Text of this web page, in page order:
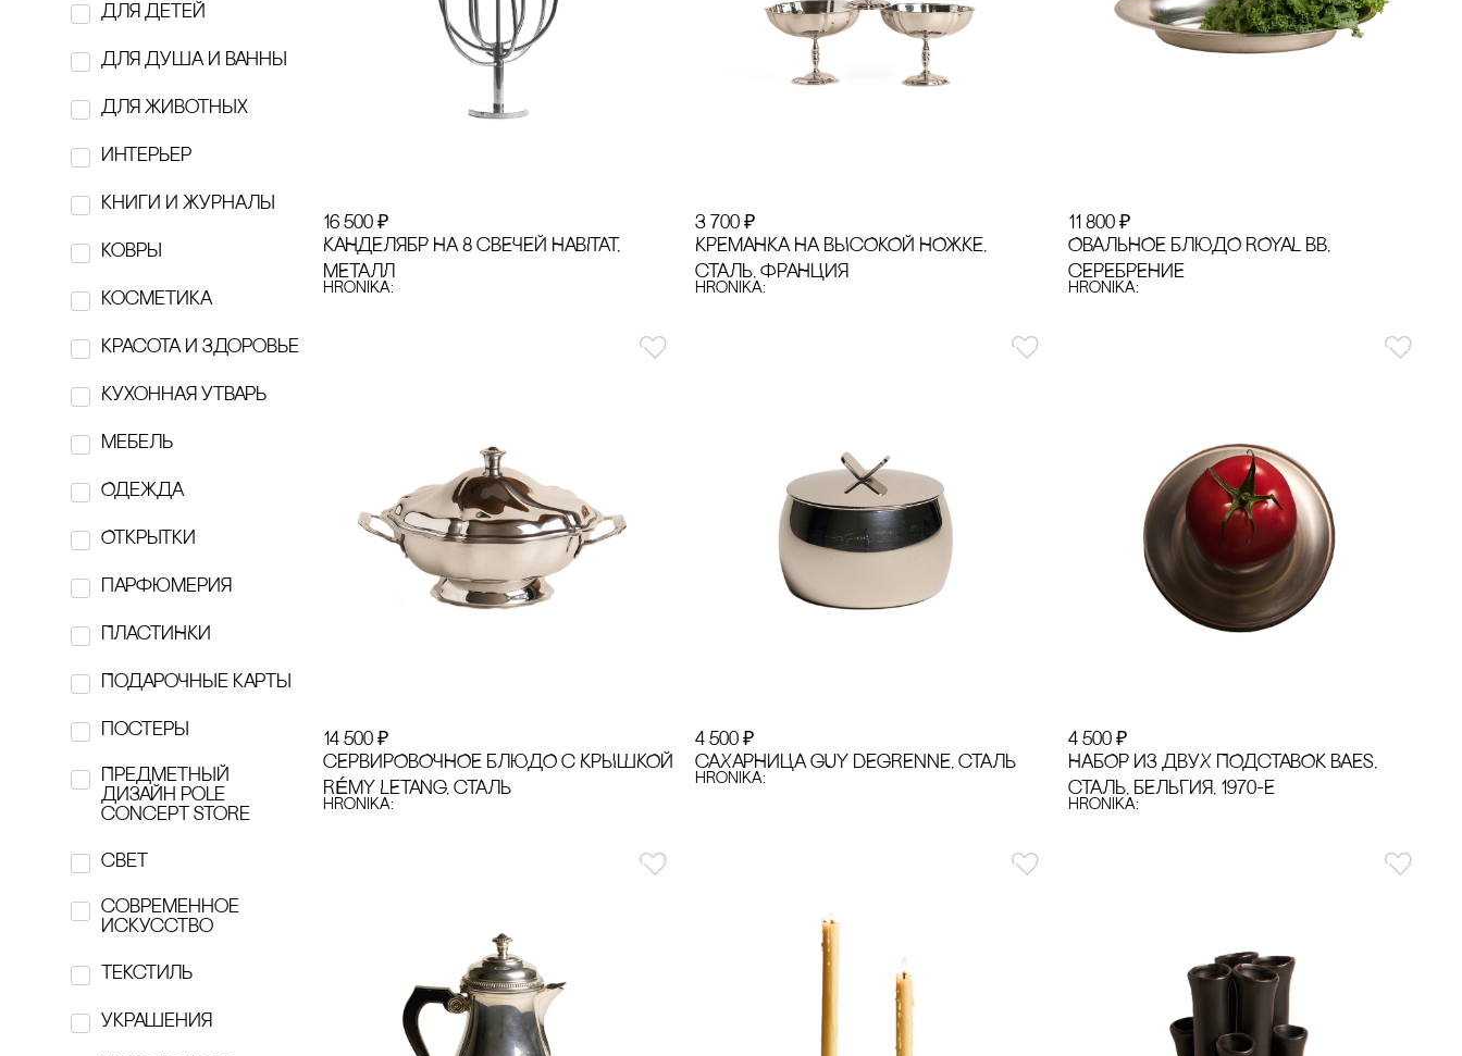
BOBBER
‎Breechka Magazine
BUTTERCUPS
cARABINE
cELLBN
cOLLA GEN
Delo
EBURET
EXOARI L
figura A
FLAME.MOSCOW
GARAGE
Hairmates
hi, dear
hronika:
Htonic ceramic
Individuum
KONOS
KÖTIOLLA
KRiVOKOSO
для детей
для душа и ванны
для животных
интерьер
кнИги И ЖуРнаЛы
ковры
косметика
красота и здоровье
Кухонная утварь
Мебель
Одежда
Открытки
парфюмерия
ПЛАсТИНКИ
Подарочные карты
постеры
Предметный
дизайн pole
concept store
свет
современное
искусство
Текстиль
украшения
16 500 ₽
КАНДЕЛЯБР НА 8 сВЕЧЕЙ HABITAT,
МЕТАЛЛ
hronika:
3 700₽
КРЕМАНКА НА ВЫсОКОЙ НОЖКЕ,
сТАЛЬ, ФРАНЦИЯ
hronika:
11 800 ₽
ОВАЛЬНОЕ БЛЮДО ROYAL BB,
сЕРЕБРЕНИЕ
hronika:
14 500 ₽
сЕРВИРОВОЧНОЕ БЛЮДО с КРЫШКОЙ
RÉMY LETANG, сТАЛЬ
hronika:
4 500₽
сАХАРНИЦА GUY DEGRENNE, сТАЛЬ
hronika:
4 500 ₽
НАБОР ИЗ ДВУХ ПОДсТАВОК BAES,
сТАЛЬ, БЕЛЬГИЯ, 1970-Е
hronika: